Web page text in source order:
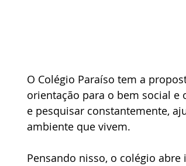
O Colégio Paraíso tem a
orientação para o bem social e
e pesquisar constantemente,
ambiente que vivem.
Pensando nisso, o colégio abre